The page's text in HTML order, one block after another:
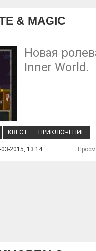
& MAGIC
Новая
Inner World.
КВЕСТ ПРИКЛЮЧЕНИЕ
03-2015, 13:14